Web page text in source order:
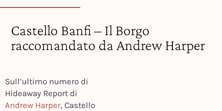
Castello Banfi – Il Borgo
raccomandato da Andrew Harper
Sull’ultimo numero di
Hideaway Report di
Andrew Harper, Castello